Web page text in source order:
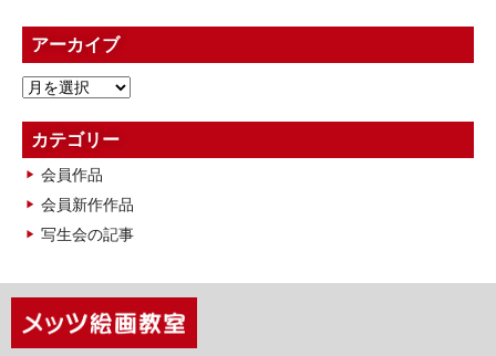
アーカイブ
ア
カ
イ
ブ
カテゴリー
会員作品
会員新作作品
写生会の記事